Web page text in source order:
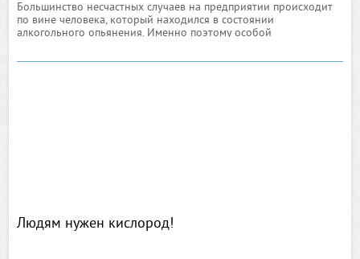
Большинство несчастных случаев на предприятии происходит
по вине человека, который находился в состоянии
алкогольного опьянения. Именно поэтому особой
измерения
Людям нужен кислород!